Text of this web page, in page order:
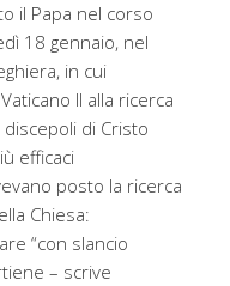
il Papa nel corso
18 gennaio, nel
in cui
II alla ricerca
di Cristo
efficaci
posto la ricerca
Chiesa:
“con slancio
– scrive